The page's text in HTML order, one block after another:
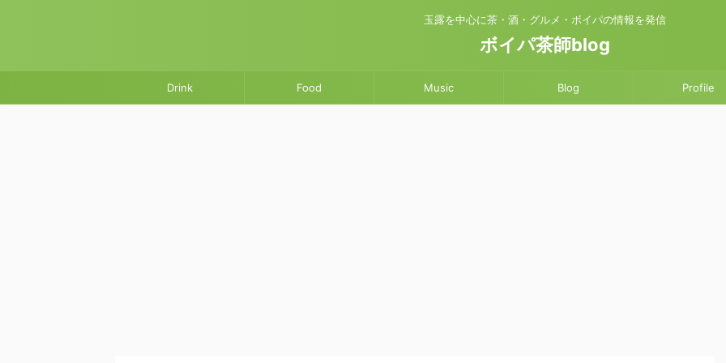
玉露を中心に茶・酒・グルメ・ボイパの情報を発信
ボイパ茶師blog
Drink Food Music Blog Profile